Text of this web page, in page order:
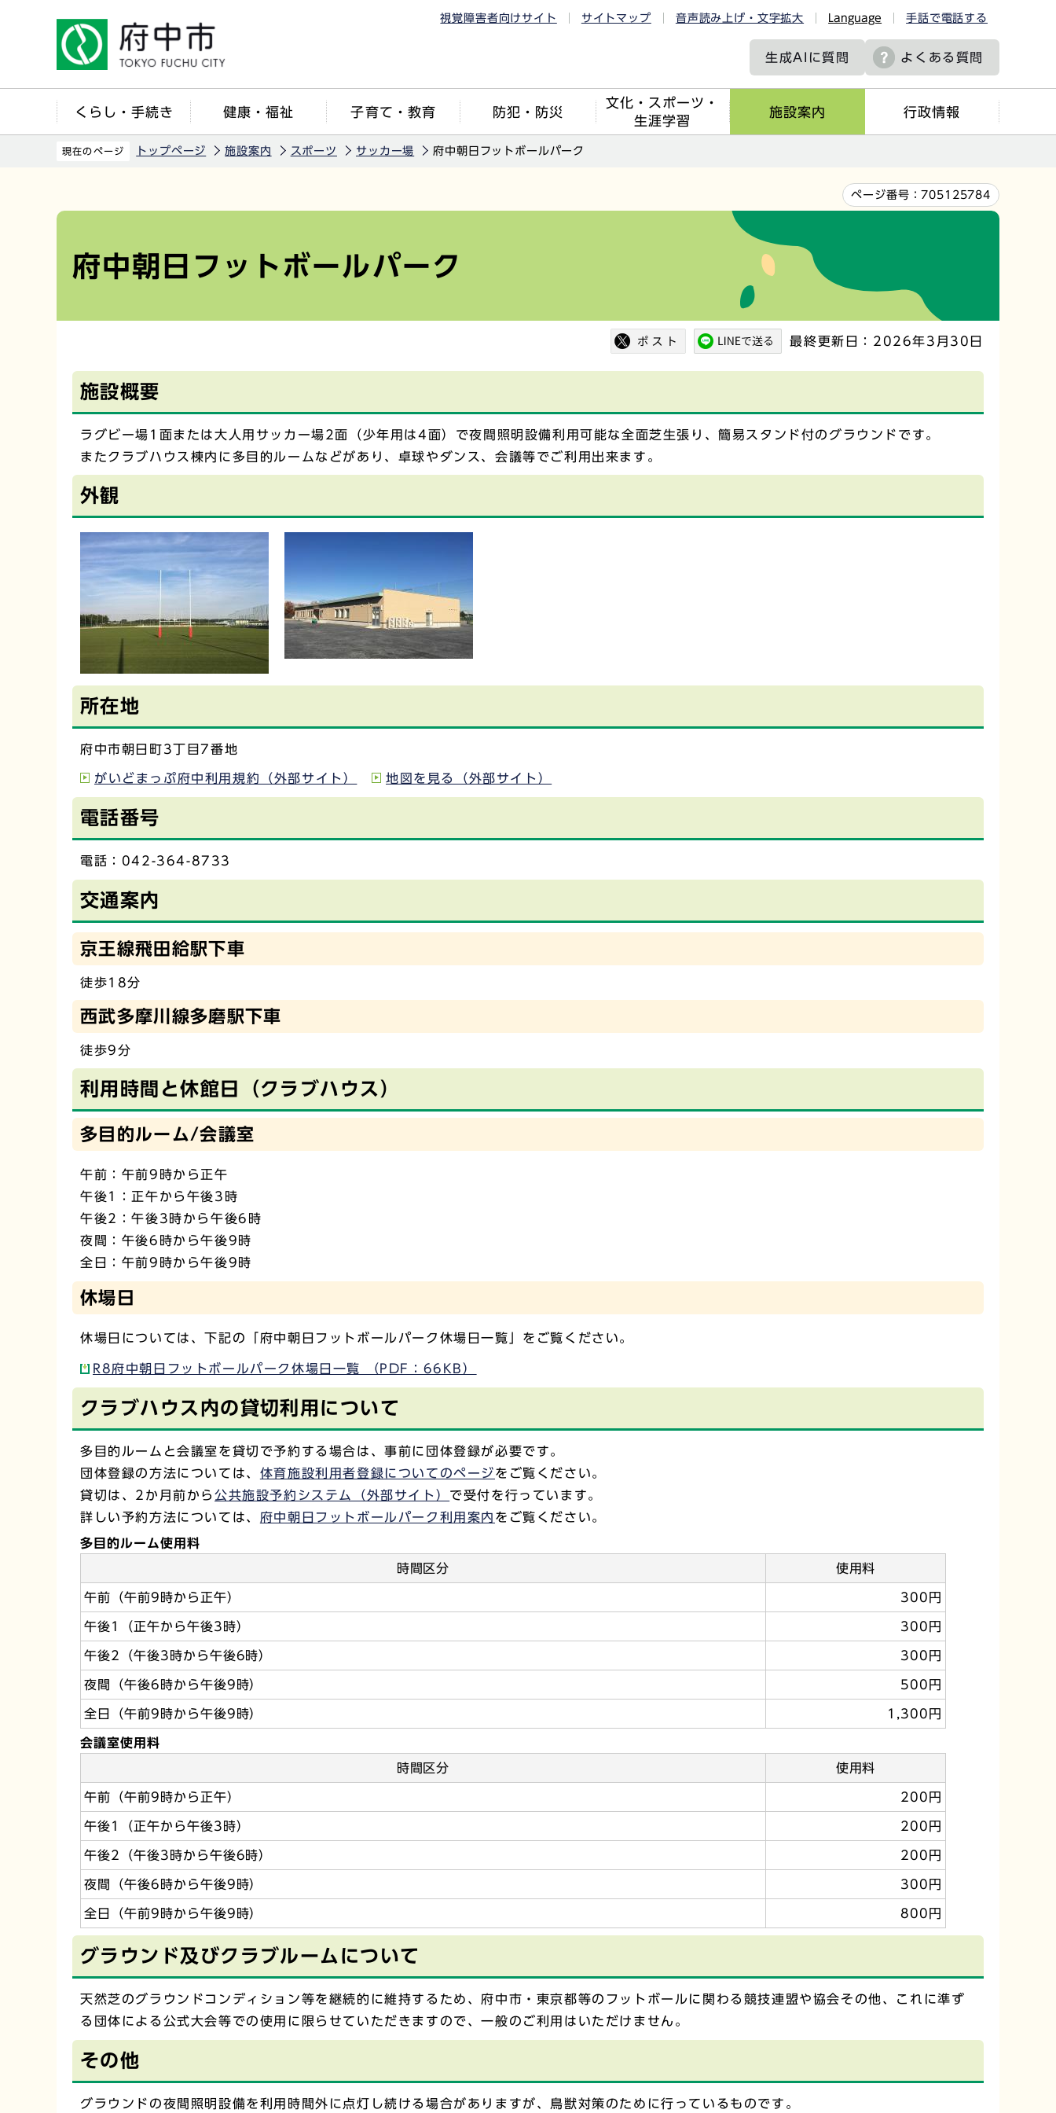
視覚障害者向けサイト サイトマップ 音声読み上げ・文字拡大 Language 手話で電話する
生成AIに質問 よくある質問
くらし・手続き 健康・福祉 子育て・教育 防犯・防災
文化・スポーツ・
生涯学習
施設案内 行政情報
現在のページ トップページ 施設案内 スポーツ サッカー場 府中朝日フットボールパーク
ページ番号： 705125784
府中朝日フットボールパーク
最終更新日：2026年3月30日
施設概要
ラグビー場1面または大人用サッカー場2面（少年用は4面）で夜間照明設備利用可能な全面芝生張り、簡易スタンド付のグラウンドです。
またクラブハウス棟内に多目的ルームなどがあり、卓球やダンス、会議等でご利用出来ます。
外観
所在地
府中市朝日町3丁目7番地
がいどまっぷ府中利用規約（外部サイト） 地図を見る（外部サイト）
電話番号
電話：042-364-8733
交通案内
京王線飛田給駅下車
徒歩18分
西武多摩川線多磨駅下車
徒歩9分
利用時間と休館日（クラブハウス）
多目的ルーム/会議室
午前：午前9時から正午
午後1：正午から午後3時
午後2：午後3時から午後6時
夜間：午後6時から午後9時
全日：午前9時から午後9時
休場日
休場日については、下記の「府中朝日フットボールパーク休場日一覧」をご覧ください。
R8府中朝日フットボールパーク休場日一覧 （PDF：66KB）
クラブハウス内の貸切利用について
多目的ルームと会議室を貸切で予約する場合は、事前に団体登録が必要です。
団体登録の方法については、 体育施設利用者登録についてのページをご覧ください。
貸切は、2か月前から 公共施設予約システム（外部サイト） で受付を行っています。
詳しい予約方法については、 府中朝日フットボールパーク利用案内 をご覧ください。
多目的ルーム使用料
時間区分
使用料
午前（午前9時から正午） 300円
午後1（正午から午後3時） 300円
午後2（午後3時から午後6時） 300円
夜間（午後6時から午後9時） 500円
全日（午前9時から午後9時） 1,300円
会議室使用料
時間区分
使用料
午前（午前9時から正午） 200円
午後1（正午から午後3時） 200円
午後2（午後3時から午後6時） 200円
夜間（午後6時から午後9時） 300円
全日（午前9時から午後9時） 800円
グラウンド及びクラブルームについて
天然芝のグラウンドコンディション等を継続的に維持するため、府中市・東京都等のフットボールに関わる競技連盟や協会その他、これに準ず
る団体による公式大会等での使用に限らせていただきますので、一般のご利用はいただけません。
その他
グラウンドの夜間照明設備を利用時間外に点灯し続ける場合がありますが、鳥獣対策のために行っているものです。